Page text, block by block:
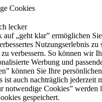
Cookies
lecker
„geht klar” ermöglichen
Nutzungserlebnis zu
verbessern. So können wir
Werbung und
können Sie Ihre
ist auch nachträglich jederzeit
notwendige Cookies” werden
gespeichert.